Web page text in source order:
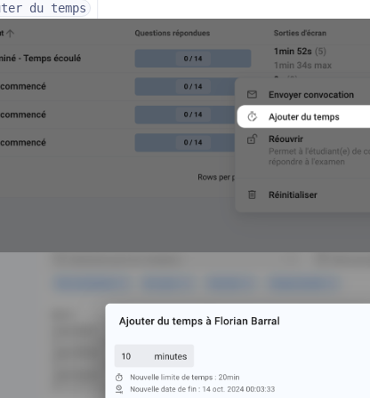
du temps